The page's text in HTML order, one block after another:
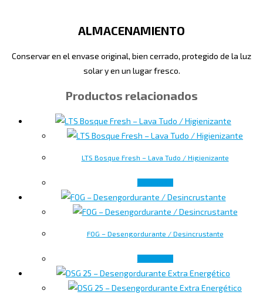
ALMACENAMIENTO
Conservar en el envase original, bien cerrado, protegido de la luz
solar y en un lugar fresco.
Productos relacionados
LTS Bosque Fresh – Lava Tudo / Higienizante
FOG – Desengordurante / Desincrustante